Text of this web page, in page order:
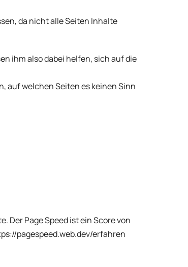
da nicht alle Seiten Inhalte
ihm also dabei helfen, sich auf die
auf welchen Seiten es keinen Sinn
Der Page Speed ist ein Score von
pagespeed.web.dev/erfahren